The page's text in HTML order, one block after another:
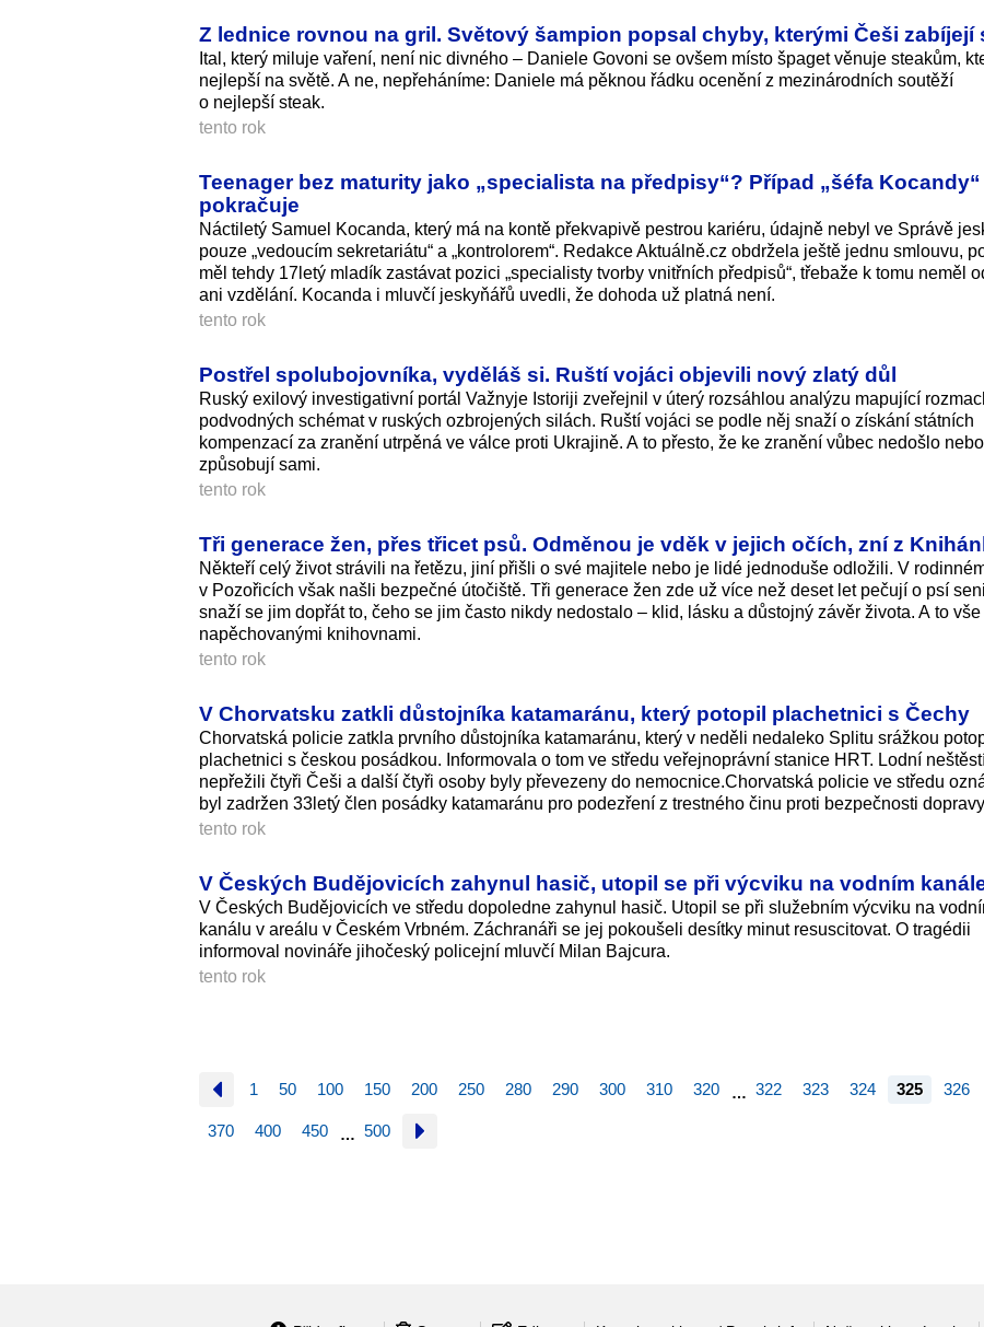
Z lednice rovnou na gril. Světový šampion popsal chyby, kterými Češi zabíjejí
Ital, který miluje vaření, není nic divného – Daniele Govoni se ovšem místo špaget věnuje steakům,
nejlepší na světě. A ne, nepřeháníme: Daniele má pěknou řádku ocenění z mezinárodních soutěží
o nejlepší steak.
tento rok
Teenager bez maturity jako „specialista na předpisy“? Případ „šéfa Kocandy“
pokračuje
Náctiletý Samuel Kocanda, který má na kontě překvapivě pestrou kariéru, údajně nebyl ve Správě
pouze „vedoucím sekretariátu“ a „kontrolorem“. Redakce Aktuálně.cz obdržela ještě jednu smlouvu,
měl tehdy 17letý mladík zastávat pozici „specialisty tvorby vnitřních předpisů“, třebaže k tomu neměl
ani vzdělání. Kocanda i mluvčí jeskyňářů uvedli, že dohoda už platná není.
tento rok
Postřel spolubojovníka, vyděláš si. Ruští vojáci objevili nový zlatý důl
Ruský exilový investigativní portál Važnyje Istoriji zveřejnil v úterý rozsáhlou analýzu mapující
podvodných schémat v ruských ozbrojených silách. Ruští vojáci se podle něj snaží o získání státních
kompenzací za zranění utrpěná ve válce proti Ukrajině. A to přesto, že ke zranění vůbec nedošlo
způsobují sami.
tento rok
Tři generace žen, přes třicet psů. Odměnou je vděk v jejich očích, zní z
Někteří celý život strávili na řetězu, jiní přišli o své majitele nebo je lidé jednoduše odložili. V
v Pozořicích však našli bezpečné útočiště. Tři generace žen zde už více než deset let pečují o psí
snaží se jim dopřát to, čeho se jim často nikdy nedostalo – klid, lásku a důstojný závěr života. A to vše
napěchovanými knihovnami.
tento rok
V Chorvatsku zatkli důstojníka katamaránu, který potopil plachetnici s Čechy
Chorvatská policie zatkla prvního důstojníka katamaránu, který v neděli nedaleko Splitu srážkou
plachetnici s českou posádkou. Informovala o tom ve středu veřejnoprávní stanice HRT. Lodní
nepřežili čtyři Češi a další čtyři osoby byly převezeny do nemocnice.Chor­vatská policie ve středu
byl zadržen 33letý člen posádky katamaránu pro podezření z trestného činu proti bezpečnosti
tento rok
V Českých Budějovicích zahynul hasič, utopil se při výcviku na vodním
V Českých Budějovicích ve středu dopoledne zahynul hasič. Utopil se při služebním výcviku na
kanálu v areálu v Českém Vrbném. Záchranáři se jej pokoušeli desítky minut resuscitovat. O tragédii
informoval novináře jihočeský policejní mluvčí Milan Bajcura.
tento rok
1 50 100 150 200 250 280 290 300 310 320 … 322 323 324 325 326
370 400 450 … 500